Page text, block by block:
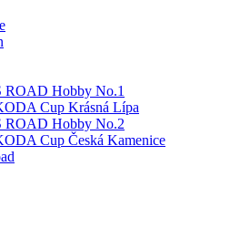
ROAD Hobby No.1
Cup Krásná Lípa
ROAD Hobby No.2
Cup Česká Kamenice